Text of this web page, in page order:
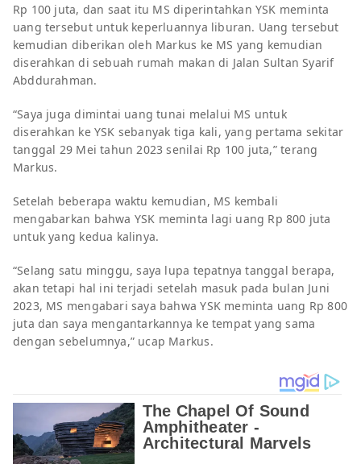
Rp 100 juta, dan saat itu MS diperintahkan YSK meminta
uang tersebut untuk keperluannya liburan. Uang tersebut
kemudian diberikan oleh Markus ke MS yang kemudian
diserahkan di sebuah rumah makan di Jalan Sultan Syarif
Abddurahman.
“Saya juga dimintai uang tunai melalui MS untuk
diserahkan ke YSK sebanyak tiga kali, yang pertama sekitar
tanggal 29 Mei tahun 2023 senilai Rp 100 juta,” terang
Markus.
Setelah beberapa waktu kemudian, MS kembali
mengabarkan bahwa YSK meminta lagi uang Rp 800 juta
untuk yang kedua kalinya.
“Selang satu minggu, saya lupa tepatnya tanggal berapa,
akan tetapi hal ini terjadi setelah masuk pada bulan Juni
2023, MS mengabari saya bahwa YSK meminta uang Rp 800
juta dan saya mengantarkannya ke tempat yang sama
dengan sebelumnya,” ucap Markus.